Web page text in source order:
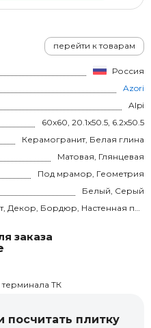
перейти к товарам
Россия
Azori
Alpi
60x60, 20.1x50.5, 6.2x50.5
Керамогранит, Белая глина
Матовая, Глянцевая
Под мрамор, Геометрия
Белый, Серый
Керамогранит, Декор, Бордюр, Настенная плитка
заказа
ТК
плитку